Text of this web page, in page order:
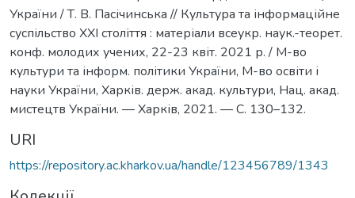
України / Т. В. Пасічинська // Культура та інформаційне
суспільство ХХІ століття : матеріали всеукр. наук.-теорет.
конф. молодих учених, 22-23 квіт. 2021 р. / М-во
культури та інформ. політики України, М-во освіти і
науки України, Харків. держ. акад. культури, Нац. акад.
мистецтв України. — Харків, 2021. — С. 130–132.
URI
https://repository.ac.kharkov.ua/handle/123456789/1343